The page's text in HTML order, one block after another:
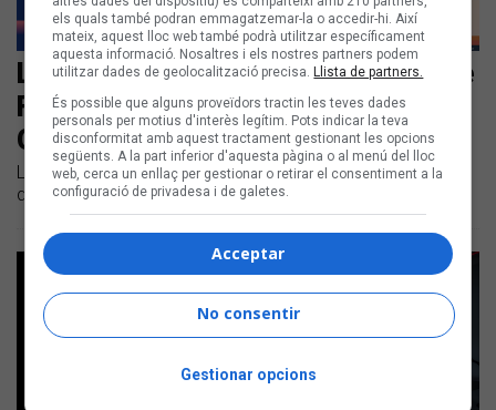
Les noves cançons en català són de
Flashy Ice Cream amb Mushka,
Guillem Gisbert, Ginestà i Jim
Llistem les novetats discogràfiques en català dels darrers
dies
els quals també podran emmagatzemar-la o accedir-hi. Així
mateix, aquest lloc web també podrà utilitzar específicament
aquesta informació. Nosaltres i els nostres partners podem
utilitzar dades de geolocalització precisa. Llista de partners.
És possible que alguns proveïdors tractin les teves dades
personals per motius d'interès legítim. Pots indicar la teva
disconformitat amb aquest tractament gestionant les opcions
següents. A la part inferior d'aquesta pàgina o al menú del lloc
web, cerca un enllaç per gestionar o retirar el consentiment a la
configuració de privadesa i de galetes.
Acceptar
No consentir
Gestionar opcions